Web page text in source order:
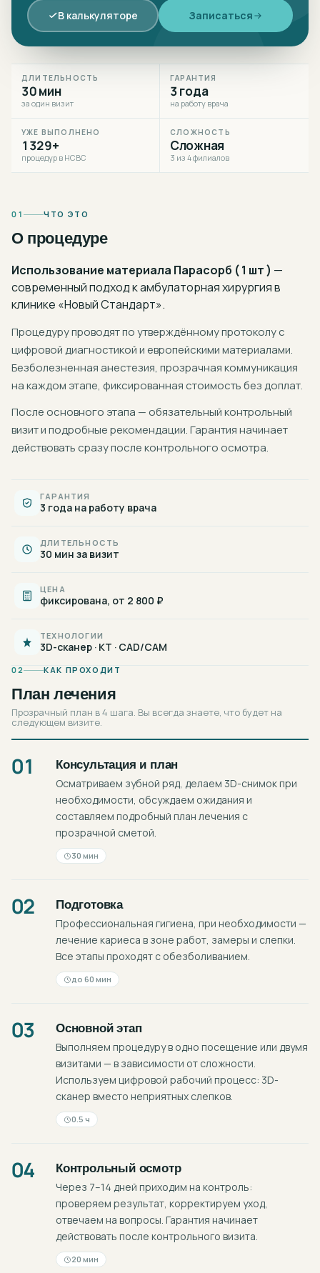
В калькуляторе Записаться
ДЛИТЕЛЬНОСТЬ
30 мин
за один визит
ГАРАНТИЯ
3 года
на работу врача
УЖЕ ВЫПОЛНЕНО
1329+
процедур в НСВС
СЛОЖНОСТЬ
Сложная
3 из 4 филиалов
01 ЧТО ЭТО
О процедуре
Использование материала Парасорб ( 1 шт ) —
современный подход камбулаторная хирургияв
клинике «Новый Стандарт».
Процедуру проводят по утверждённому протоколу с
цифровой диагностикой и европейскими материалами.
Безболезненная анестезия, прозрачная коммуникация
на каждом этапе, фиксированная стоимость без доплат.
После основного этапа — обязательный контрольный
визит и подробные рекомендации. Гарантия начинает
действовать сразу после контрольного осмотра.
ГАРАНТИЯ
3 года на работу врача
ДЛИТЕЛЬНОСТЬ
30 мин за визит
ЦЕНА
фиксирована, от 2 800 ₽
ТЕХНОЛОГИИ
3D-сканер · КТ · CAD/CAM
02 КАК ПРОХОДИТ
План лечения
Прозрачный план в 4 шага. Вы всегда знаете, что будет на
следующем визите.
01 Консультация и план
Осматриваем зубной ряд, делаем 3D-снимок при
необходимости, обсуждаем ожидания и
составляем подробный план лечения с
прозрачной сметой.
30 мин
02 Подготовка
Профессиональная гигиена, при необходимости —
лечение кариеса в зоне работ, замеры и слепки.
Все этапы проходят с обезболиванием.
до 60 мин
03 Основной этап
Выполняем процедуру в одно посещение или двумя
визитами — в зависимости от сложности.
Используем цифровой рабочий процесс: 3D-
сканер вместо неприятных слепков.
0.5 ч
04 Контрольный осмотр
Через 7–14 дней приходим на контроль:
проверяем результат, корректируем уход,
отвечаем на вопросы. Гарантия начинает
действовать после контрольного визита.
20 мин